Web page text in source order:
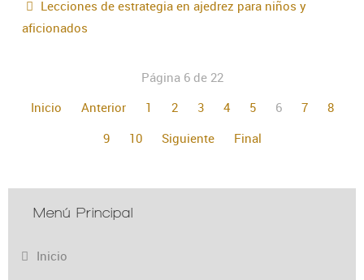
Lecciones de estrategia en ajedrez para niños y
aficionados
Página 6 de 22
Inicio
Anterior 1 2 3 4 5 6 7
8
9
10 Siguiente Final
Menú Principal
Inicio